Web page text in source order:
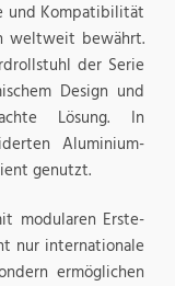
und Kompatibilität
weltweit bewährt.
der Serie
Design und
Lösung. In
Aluminium-
genutzt.
modularen Erste-
nur internationale
ermöglichen